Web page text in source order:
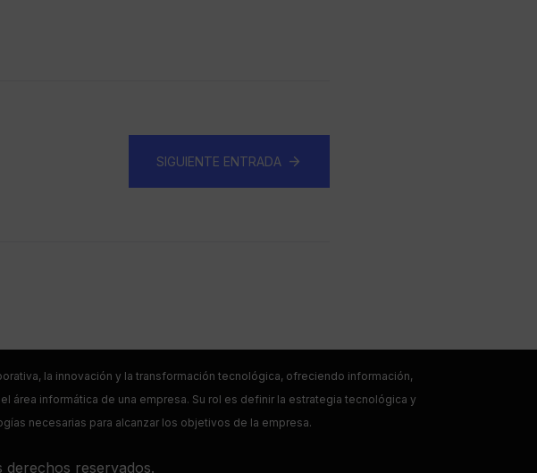
SIGUIENTE ENTRADA
la innovación y la transformación tecnológica, ofreciendo información,
informática de una empresa. Su rol es definir la estrategia tecnológica y
necesarias para alcanzar los objetivos de la empresa.
derechos reservados.